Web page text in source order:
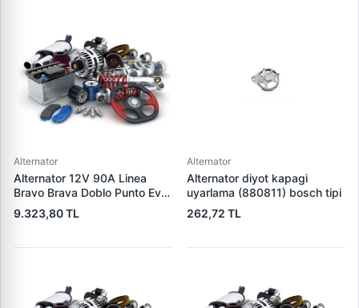
Alternator
Alternator 12V 90A Linea
Bravo Brava Doblo Punto Evo
1,2 / 1,4 | DENSO DAN519 |
OEM 1535437 1673521
9.323,80 TL
Alternator
Alternator diyot kapagi
uyarlama (880811) bosch tipi
262,72 TL